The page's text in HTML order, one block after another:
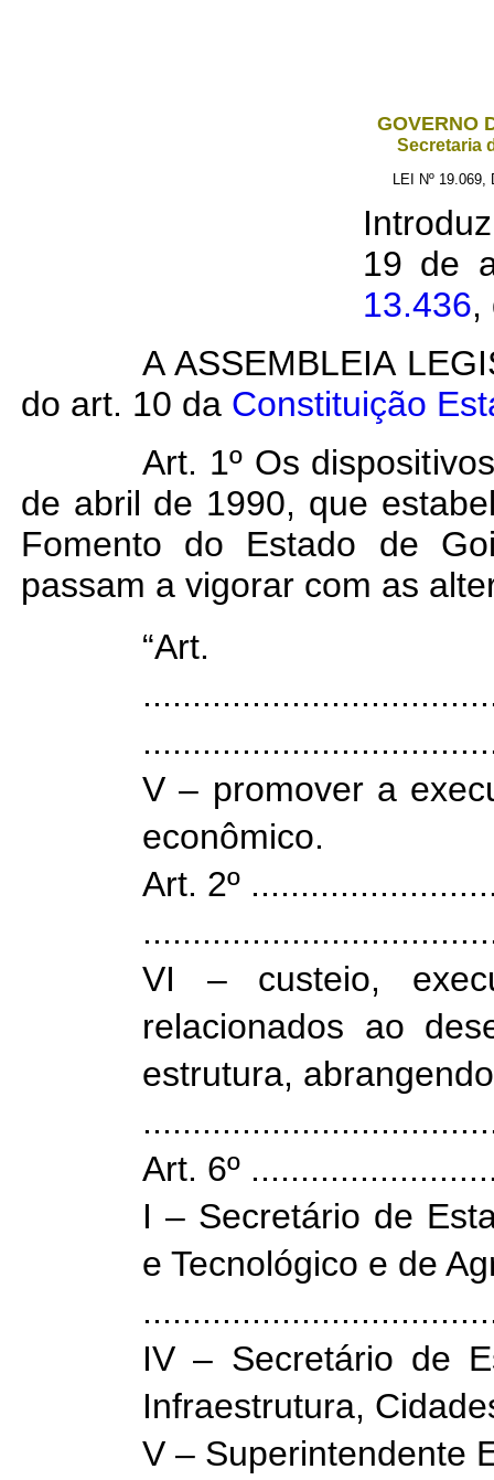
GOVERNO
Secretaria
LEI Nº 19.069,
19 de
13.436,
A ASSEMBLEIA
do art. 10 da Constituição
Art. 1º Os
de abril de 1990, que
Fomento do Estado de
passam a vigorar com as
V – promover a
econômico.
Art. 2º
VI – custeio,
relacionados ao
estrutura,
Art. 6º
I – Secretário de
e Tecnológico e de
IV – Secretário de
Infraestrutura,
V – Superintendente